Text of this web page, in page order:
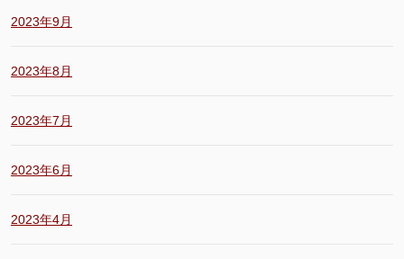
2023年9月
2023年8月
2023年7月
2023年6月
2023年4月